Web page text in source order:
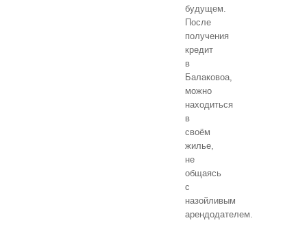
будущем.
После
получения
кредит
в
Балаковоа,
можно
находиться
в
своём
жилье,
не
общаясь
с
назойливым
арендодателем.